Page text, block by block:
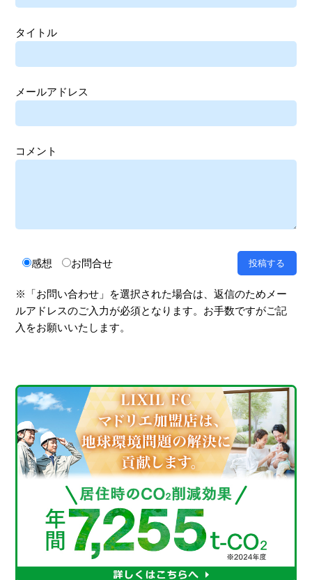
タイトル
メールアドレス
コメント
感想 お問合せ
※「お問い合わせ」を選択された場合は、返信のためメー
ルアドレスのご入力が必須となります。お手数ですがご記
入をお願いいたします。